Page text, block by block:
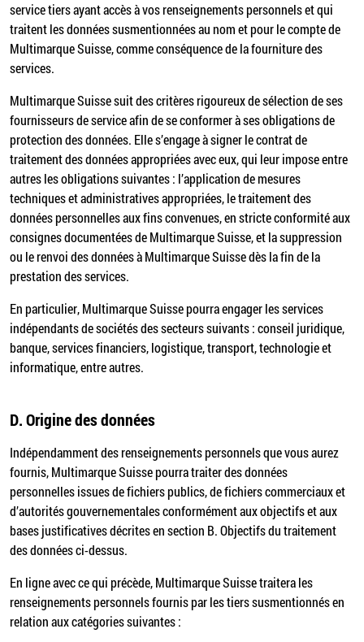
service tiers ayant accès à vos renseignements personnels et qui
traitent les données susmentionnées au nom et pour le compte de
Multimarque Suisse, comme conséquence de la fourniture des
services.
Multimarque Suisse suit des critères rigoureux de sélection de ses
fournisseurs de service afin de se conformer à ses obligations de
protection des données. Elle s’engage à signer le contrat de
traitement des données appropriées avec eux, qui leur impose entre
autres les obligations suivantes : l’application de mesures
techniques et administratives appropriées, le traitement des
données personnelles aux fins convenues, en stricte conformité aux
consignes documentées de Multimarque Suisse, et la suppression
ou le renvoi des données à Multimarque Suisse dès la fin de la
prestation des services.
En particulier, Multimarque Suisse pourra engager les services
indépendants de sociétés des secteurs suivants : conseil juridique,
banque, services financiers, logistique, transport, technologie et
informatique, entre autres.
D.Origine des données
Indépendamment des renseignements personnels que vous aurez
fournis, Multimarque Suisse pourra traiter des données
personnelles issues de fichiers publics, de fichiers commerciaux et
d’autorités gouvernementales conformément aux objectifs et aux
bases justificatives décrites en section B. Objectifs du traitement
des données ci-dessus.
En ligne avec ce qui précède, Multimarque Suisse traitera les
renseignements personnels fournis par les tiers susmentionnés en
relation aux catégories suivantes :